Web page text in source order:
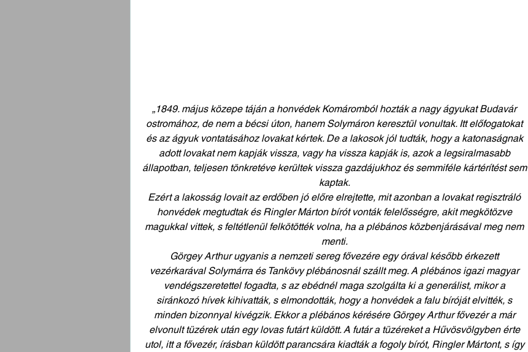
„1849. május közepe táján a honvédek Komáromból hozták a nagy ágyukat Budavár
ostromához, de nem a bécsi úton, hanem Solymáron keresztül vonultak. Itt előfogatokat
és az ágyuk vontatásához lovakat kértek. De a lakosok jól tudták, hogy a katonaságnak
adott lovakat nem kapják vissza, vagy ha vissza kapják is, azok a legsiralmasabb
állapotban, teljesen tönkretéve kerültek vissza gazdájukhoz és semmiféle kártérítést sem
kaptak.
Ezért a lakosság lovait az erdőben jó előre elrejtette, mit azonban a lovakat regisztráló
honvédek megtudtak és Ringler Márton bírót vonták felelősségre, akit megkötözve
magukkal vittek, s feltétlenül felkötötték volna, ha a plébános közbenjárásával meg nem
menti.
Görgey Arthur ugyanis a nemzeti sereg fővezére egy órával később érkezett
vezérkarával Solymárra és Tankövy plébánosnál szállt meg. A plébános igazi magyar
vendégszeretettel fogadta, s az ebédnél maga szolgálta ki a generálist, mikor a
siránkozó hívek kihivatták, s elmondották, hogy a honvédek a falu bíróját elvitték, s
minden bizonnyal kivégzik. Ekkor a plébános kérésére Görgey Arthur fővezér a már
elvonult tüzérek után egy lovas futárt küldött. A futár a tüzéreket a Hűvösvölgyben érte
utol, itt a fővezér, írásban küldött parancsára kiadták a fogoly bírót, Ringler Mártont, s így